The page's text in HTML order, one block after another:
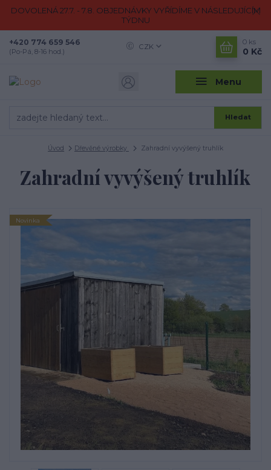
DOVOLENÁ 27.7. - 7.8. OBJEDNÁVKY VYŘÍDÍME V NÁSLEDUJÍCÍM
TÝDNU
Menu
CZK
Hledat
+420 774 659 546
(Po-Pá, 8-16 hod.)
0 ks
0 Kč
Úvod Dřevěné výrobky Zahradní vyvýšený truhlík
Zahradní vyvýšený truhlík
Novinka